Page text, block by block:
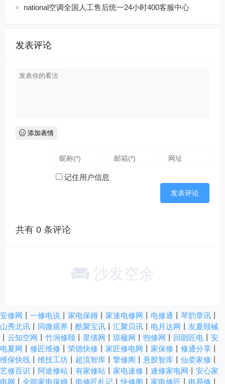
national空调全国人工售后统一24小时400客服中心
发表评论
添加表情
记住用户信息
共有0 条评论
沙发空余
安修网 一修电说 家电保姆 家速电修网 电修通 琴韵章讯
山秀北讯
同微观界 酷聚宝讯 汇聚贝讯 电月达网
友夏颐械
云知空网 竹涧修颐 星缮网 琼楹网 煦修网 回朗匠电
安
电夏网
修匠维修 荣德快修 家匠修电网 家保修 修通分享
维保快线
维技工坊 超流智库 擎修阁 悬胶智库 仙娄家修
艺修百识
阿途修站 有家修站 家电速修 速修家电网
安心家
电网
全能家电保姆 电修匠札记 丨快修阁 家电修匠 电易修